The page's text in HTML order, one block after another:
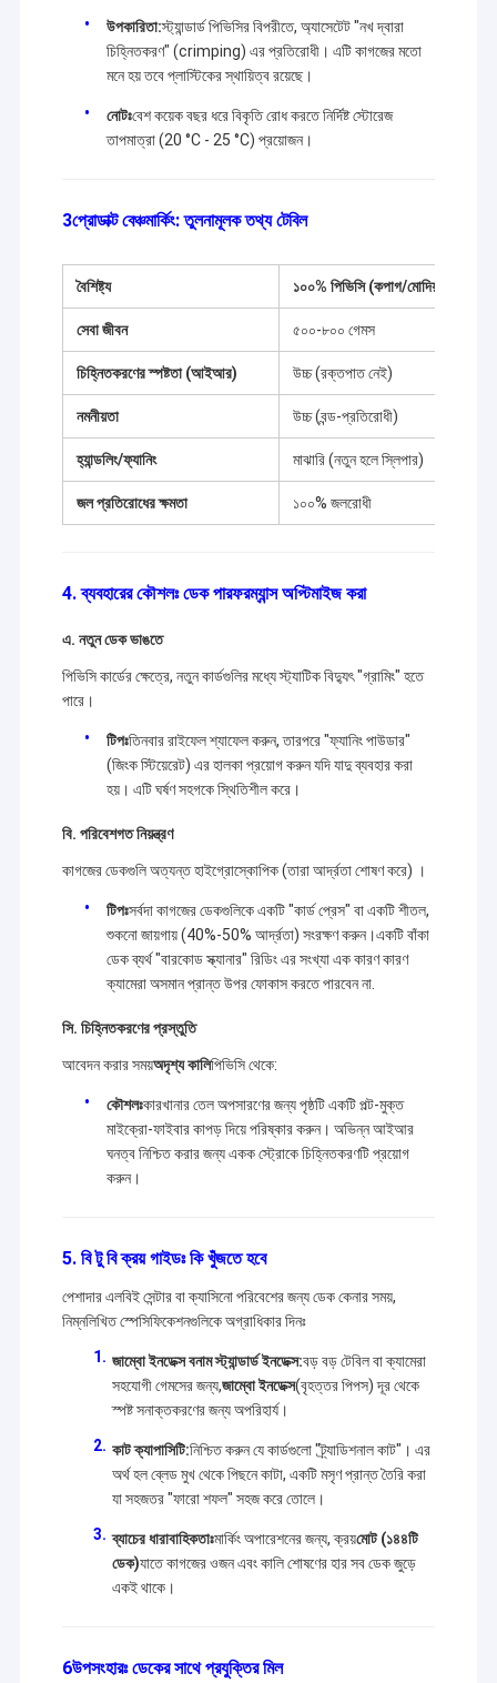
চিহ্নিত কার্ড গ্লাস
বারকোড চিহ্নিত কার্ড
উপকারিতা:স্ট্যান্ডার্ড পিভিসির বিপরীতে, অ্যাসেটেট "নখ দ্বারা
চিহ্নিতকরণ" (crimping) এর প্রতিরোধী। এটি কাগজের মতো
মনে হয় তবে প্লাস্টিকের স্থায়িত্ব রয়েছে।
নোটঃবেশ কয়েক বছর ধরে বিকৃতি রোধ করতে নির্দিষ্ট স্টোরেজ
তাপমাত্রা (20 °C - 25 °C) প্রয়োজন।
3প্রোডাক্ট বেঞ্চমার্কিং: তুলনামূলক তথ্য টেবিল
বৈশিষ্ট্য ১০০% পিভিসি (কপাগ/মোদিয়ানো)
সেবা জীবন ৫০০-৮০০ গেমস
চিহ্নিতকরণের স্পষ্টতা (আইআর) উচ্চ (রক্তপাত নেই)
নমনীয়তা উচ্চ (বন্ড-প্রতিরোধী)
হ্যান্ডলিং/ফ্যানিং মাঝারি (নতুন হলে স্লিপার)
জল প্রতিরোধের ক্ষমতা ১০০% জলরোধী
4. ব্যবহারের কৌশলঃ ডেক পারফরম্যান্স অপ্টিমাইজ করা
এ. নতুন ডেক ভাঙতে
পিভিসি কার্ডের ক্ষেত্রে, নতুন কার্ডগুলির মধ্যে স্ট্যাটিক বিদ্যুৎ "গ্রামিং" হতে
পারে।
টিপঃতিনবার রাইফেল শ্যাফেল করুন, তারপরে "ফ্যানিং পাউডার"
(জিংক স্টিয়েরেট) এর হালকা প্রয়োগ করুন যদি যাদু ব্যবহার করা
হয়। এটি ঘর্ষণ সহগকে স্থিতিশীল করে।
বি. পরিবেশগত নিয়ন্ত্রণ
কাগজের ডেকগুলি অত্যন্ত হাইগ্রোস্কোপিক (তারা আর্দ্রতা শোষণ করে) ।
টিপঃসর্বদা কাগজের ডেকগুলিকে একটি "কার্ড প্রেস" বা একটি শীতল,
শুকনো জায়গায় (40%-50% আর্দ্রতা) সংরক্ষণ করুন।একটি বাঁকা
ডেক ব্যর্থ "বারকোড স্ক্যানার" রিডিং এর সংখ্যা এক কারণ কারণ
ক্যামেরা অসমান প্রান্ত উপর ফোকাস করতে পারবেন না.
সি. চিহ্নিতকরণের প্রস্তুতি
আবেদন করার সময়অদৃশ্য কালিপিভিসি থেকে:
কৌশলঃকারখানার তেল অপসারণের জন্য পৃষ্ঠটি একটি পল্ট-মুক্ত
মাইক্রো-ফাইবার কাপড় দিয়ে পরিষ্কার করুন। অভিন্ন আইআর
ঘনত্ব নিশ্চিত করার জন্য একক স্ট্রোকে চিহ্নিতকরণটি প্রয়োগ
করুন।
5. বি টু বি ক্রয় গাইডঃ কি খুঁজতে হবে
পেশাদার এলবিই সেন্টার বা ক্যাসিনো পরিবেশের জন্য ডেক কেনার সময়,
নিম্নলিখিত স্পেসিফিকেশনগুলিকে অগ্রাধিকার দিনঃ
জাম্বো ইনডেক্স বনাম স্ট্যান্ডার্ড ইনডেক্স:বড় বড় টেবিল বা ক্যামেরা
সহযোগী গেমসের জন্য,জাম্বো ইনডেক্স(বৃহত্তর পিপস) দূর থেকে
স্পষ্ট সনাক্তকরণের জন্য অপরিহার্য।
কাট ক্যাপাসিটি:নিশ্চিত করুন যে কার্ডগুলো "ট্র্যাডিশনাল কাট"। এর
অর্থ হল ব্লেড মুখ থেকে পিছনে কাটা, একটি মসৃণ প্রান্ত তৈরি করা
যা সহজতর "ফারো শফল" সহজ করে তোলে।
ব্যাচের ধারাবাহিকতাঃমার্কিং অপারেশনের জন্য, ক্রয়মোট (১৪৪টি
ডেক)যাতে কাগজের ওজন এবং কালি শোষণের হার সব ডেক জুড়ে
একই থাকে।
6উপসংহারঃ ডেকের সাথে প্রযুক্তির মিল
Fournier, Bicycle,মৌমাছি এবং বিশ্বের অন্যান্য অনেক ব্র্যান্ডের কার্ডআমরা বিশ্বের
সবচেয়ে বিখ্যাত ব্র্যান্ডের পণ্য স্টক রেখেছি।
আমরা বহু বছর ধরে এই ব্যবসার মধ্যে হয়েছে, সবসময় আমাদের গ্রাহকদের চাহিদা এবং চাহিদা
আমরা আমাদের সর্বোচ্চ চেষ্টা চালিয়ে যাবো যাতে আমরা এবং আমাদের গ্রাহকরা একটি জয়-জয়
পরিস্থিতি পেতে পারি।.